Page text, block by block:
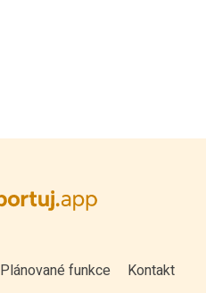
Plánované funkce Kontakt